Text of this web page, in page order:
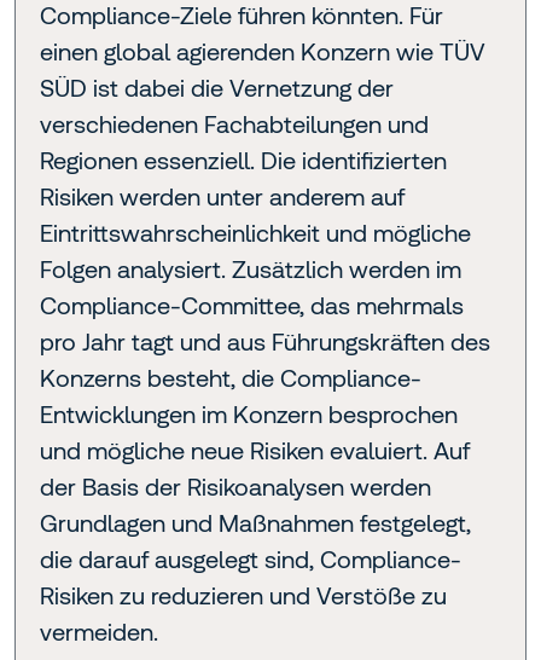
Compliance-Ziele führen könnten. Für
einen global agierenden Konzern wie TÜV
SÜD ist dabei die Vernetzung der
verschiedenen Fachabteilungen und
Regionen essenziell. Die identifizierten
Risiken werden unter anderem auf
Eintrittswahrscheinlichkeit und mögliche
Folgen analysiert. Zusätzlich werden im
Compliance-Committee, das mehrmals
pro Jahr tagt und aus Führungskräften des
Konzerns besteht, die Compliance-
Entwicklungen im Konzern besprochen
und mögliche neue Risiken evaluiert. Auf
der Basis der Risikoanalysen werden
Grundlagen und Maßnahmen festgelegt,
die darauf ausgelegt sind, Compliance-
Risiken zu reduzieren und Verstöße zu
vermeiden.